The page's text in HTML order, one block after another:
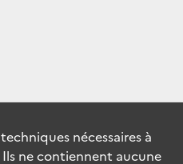
techniques nécessaires à
ne contiennent aucune